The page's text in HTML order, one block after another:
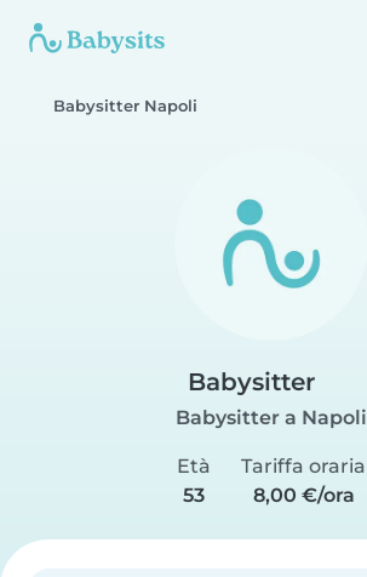
Babysitter Napoli
Babysitter
Babysitter a Napoli
Età
53
Tariffa oraria
8,00 €/ora